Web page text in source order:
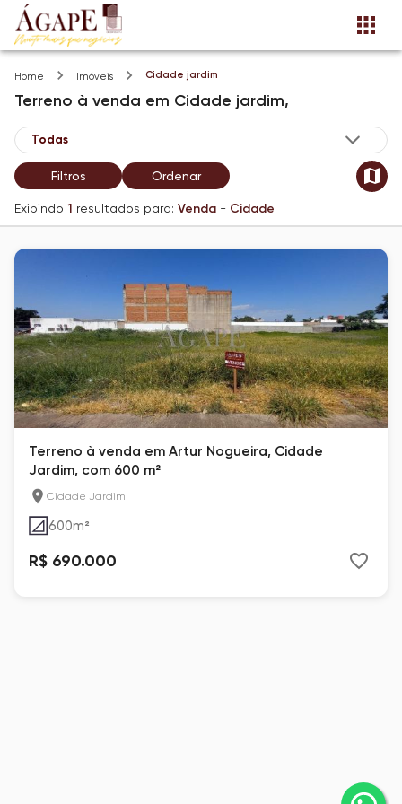
Home Imóveis Cidade jardim
Terreno à venda em Cidade jardim,
Filtros Ordenar
Exibindo 1 resultados para: Venda - Cidade
Terreno à venda em Artur Nogueira, Cidade
Jardim, com 600 m²
Cidade Jardim
600m²
R$ 690.000